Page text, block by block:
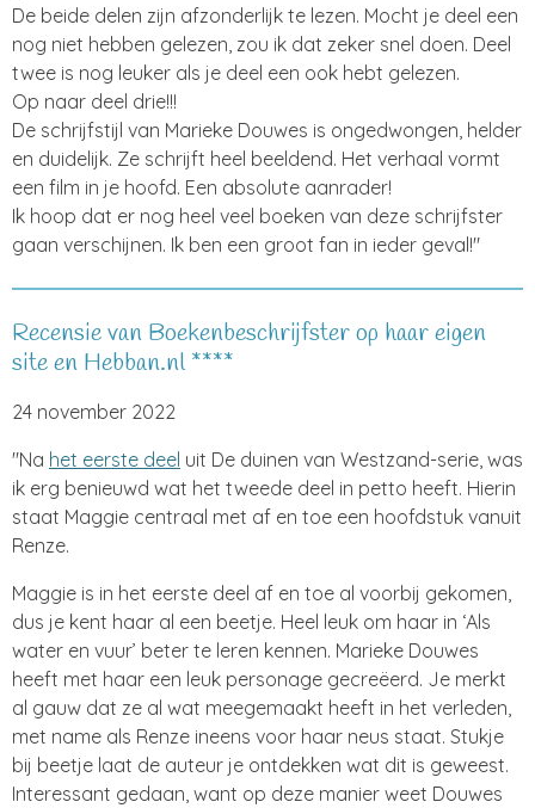
De beide delen zijn afzonderlijk te lezen. Mocht je deel een
nog niet hebben gelezen, zou ik dat zeker snel doen. Deel
twee is nog leuker als je deel een ook hebt gelezen.
Op naar deel drie!!!
De schrijfstijl van Marieke Douwes is ongedwongen, helder
en duidelijk. Ze schrijft heel beeldend. Het verhaal vormt
een film in je hoofd. Een absolute aanrader!
Ik hoop dat er nog heel veel boeken van deze schrijfster
gaan verschijnen. Ik ben een groot fan in ieder geval!"
Recensie van Boekenbeschrijfster op haar eigen
site en Hebban.nl ****
24 november 2022
"Na het eerste deel uit De duinen van Westzand-serie, was
ik erg benieuwd wat het tweede deel in petto heeft. Hierin
staat Maggie centraal met af en toe een hoofdstuk vanuit
Renze.
Maggie is in het eerste deel af en toe al voorbij gekomen,
dus je kent haar al een beetje. Heel leuk om haar in ‘Als
water en vuur’ beter te leren kennen. Marieke Douwes
heeft met haar een leuk personage gecreëerd. Je merkt
al gauw dat ze al wat meegemaakt heeft in het verleden,
met name als Renze ineens voor haar neus staat. Stukje
bij beetje laat de auteur je ontdekken wat dit is geweest.
Interessant gedaan, want op deze manier weet Douwes